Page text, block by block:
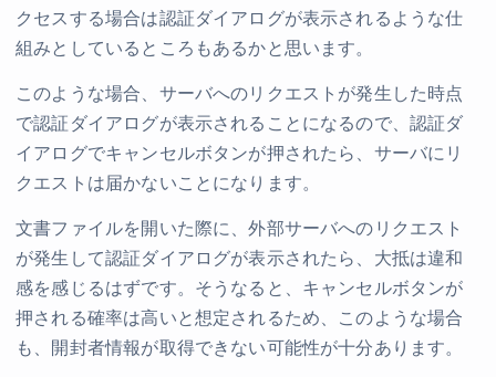
クセスする場合は認証ダイアログが表示されるような仕
組みとしているところもあるかと思います。
このような場合、サーバへのリクエストが発生した時点
で認証ダイアログが表示されることになるので、認証ダ
イアログでキャンセルボタンが押されたら、サーバにリ
クエストは届かないことになります。
文書ファイルを開いた際に、外部サーバへのリクエスト
が発生して認証ダイアログが表示されたら、大抵は違和
感を感じるはずです。そうなると、キャンセルボタンが
押される確率は高いと想定されるため、このような場合
も、開封者情報が取得できない可能性が十分あります。